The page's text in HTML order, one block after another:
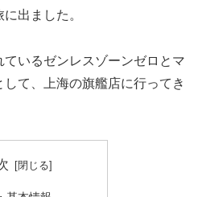
出ました。
いるゼンレスゾーンゼロとマ
て、上海の旗艦店に行ってき